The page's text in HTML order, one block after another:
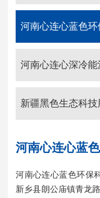
河南心连心蓝色环
河南心连心深冷能
新疆黑色生态科技
河南心连心蓝
河南心连心蓝色环保
新乡县朗公庙镇青龙